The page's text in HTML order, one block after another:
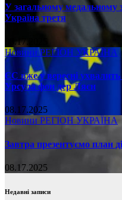
У загальному медальному
Україна третя
08.17.2025
НовиниРЕГІОН УКРАЇНА
ЄС вже у вересні
Урсула фон дер Ляєн
08.17.2025
Новини РЕГІОН УКРАЇНА
Завтра презентуємо план
08.17.2025
Недавні записи